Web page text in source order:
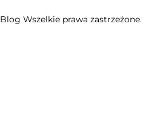
Wszelkie prawa zastrzeżone.